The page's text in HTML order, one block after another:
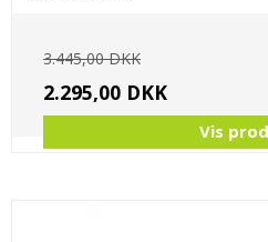
3.445,00 DKK
2.295,00 DKK
Vis